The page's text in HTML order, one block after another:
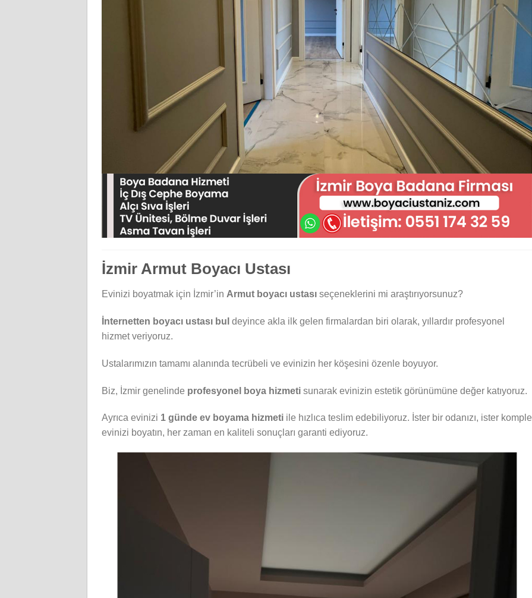
İzmir Armut Boyacı Ustası
Evinizi boyatmak için İzmir’in Armut boyacı ustası seçeneklerini mi araştırıyorsunuz?
İnternetten boyacı ustası bul deyince akla ilk gelen firmalardan biri olarak, yıllardır profesyonel
hizmet veriyoruz.
Ustalarımızın tamamı alanında tecrübeli ve evinizin her köşesini özenle boyuyor.
Biz, İzmir genelinde profesyonel boya hizmeti sunarak evinizin estetik görünümüne değer katıyoruz.
Ayrıca evinizi 1 günde ev boyama hizmeti ile hızlıca teslim edebiliyoruz. İster bir odanızı, ister komple
evinizi boyatın, her zaman en kaliteli sonuçları garanti ediyoruz.